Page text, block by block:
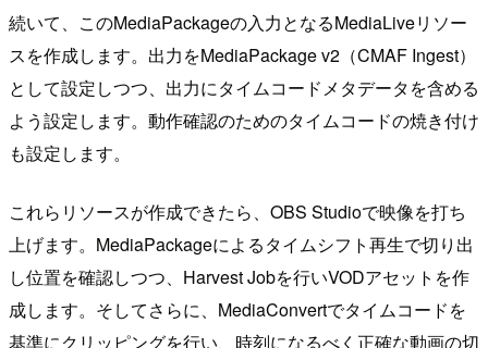
続いて、このMediaPackageの入力となるMediaLiveリソー
スを作成します。出力をMediaPackage v2（CMAF Ingest）
として設定しつつ、出力にタイムコードメタデータを含める
よう設定します。動作確認のためのタイムコードの焼き付け
も設定します。
これらリソースが作成できたら、OBS Studioで映像を打ち
上げます。MediaPackageによるタイムシフト再生で切り出
し位置を確認しつつ、Harvest Jobを行いVODアセットを作
成します。そしてさらに、MediaConvertでタイムコードを
基準にクリッピングを行い、時刻になるべく正確な動画の切